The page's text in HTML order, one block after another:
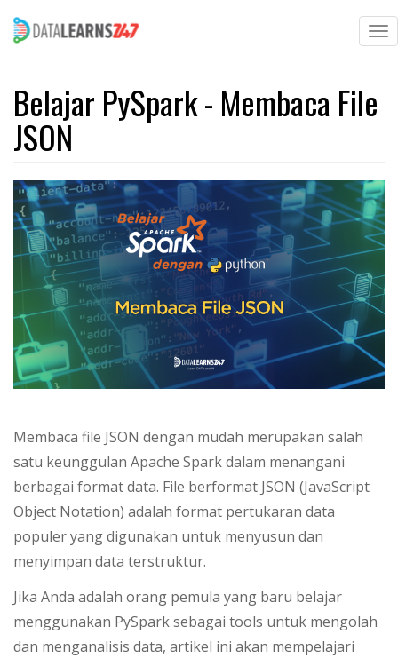
main
content
Belajar PySpark - Membaca File
JSON
Membaca file JSON dengan mudah merupakan salah
satu keunggulan Apache Spark dalam menangani
berbagai format data. File berformat JSON (JavaScript
Object Notation) adalah format pertukaran data
populer yang digunakan untuk menyusun dan
menyimpan data terstruktur.
Jika Anda adalah orang pemula yang baru belajar
menggunakan PySpark sebagai tools untuk mengolah
dan menganalisis data, artikel ini akan mempelajari